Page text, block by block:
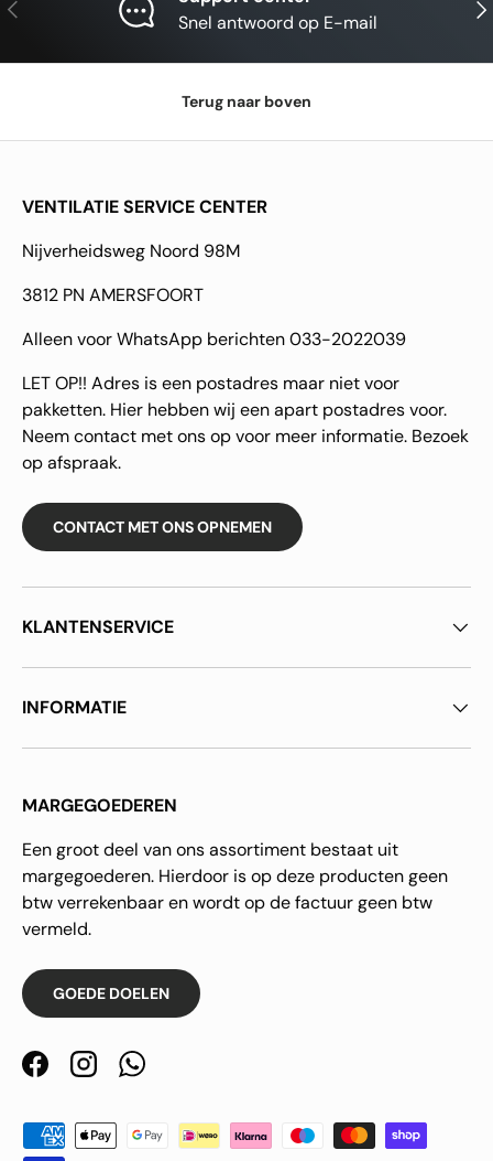
Vorige
Snel antwoord op E-mail
Terug naar boven
VENTILATIE SERVICE CENTER
Nijverheidsweg Noord 98M
3812 PN AMERSFOORT
Alleen voor WhatsApp berichten 033-2022039
LET OP!! Adres is een postadres maar niet voor
pakketten. Hier hebben wij een apart postadres voor.
Neem contact met ons op voor meer informatie. Bezoek
op afspraak.
CONTACT MET ONS OPNEMEN
KLANTENSERVICE
INFORMATIE
MARGEGOEDEREN
Een groot deel van ons assortiment bestaat uit
margegoederen. Hierdoor is op deze producten geen
btw verrekenbaar en wordt op de factuur geen btw
vermeld.
GOEDE DOELEN
FacebookInstagramWhatsApp
Geaccepteerde betaalmethoden